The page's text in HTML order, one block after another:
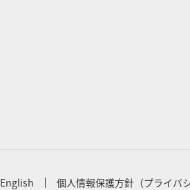
English 個人情報保護方針（プライバ